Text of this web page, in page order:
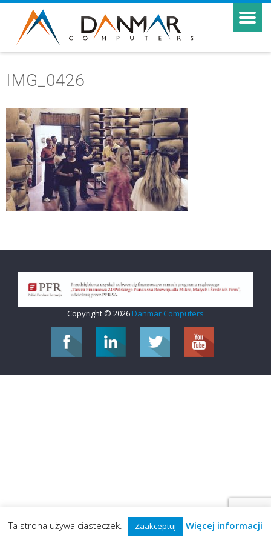
IMG_0426
Copyright © 2026 Danmar Computers
Ta strona używa ciasteczek. Zaakceptuj Więcej informacji